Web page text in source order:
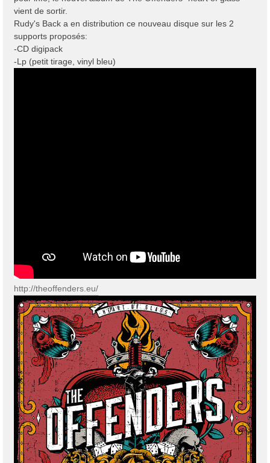
a
g
e
vient de sortir.
Rudy's Back a en distribution ce nouveau disque sur les 2
supports proposés:
-CD digipack
-Lp (petit tirage, vinyl bleu)
http://theoffenders.eu/